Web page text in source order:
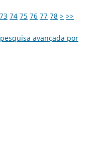
73 74 75 76 77 78 > >>
avançada por